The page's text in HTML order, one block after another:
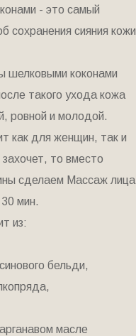
- это самый
сохранения сияния кожи
шелковыми коконами
такого ухода кожа
ровной и молодой.
как для женщин, так и
то вместо
сделаем Массаж лица
мин.
из:
бельди,
масле